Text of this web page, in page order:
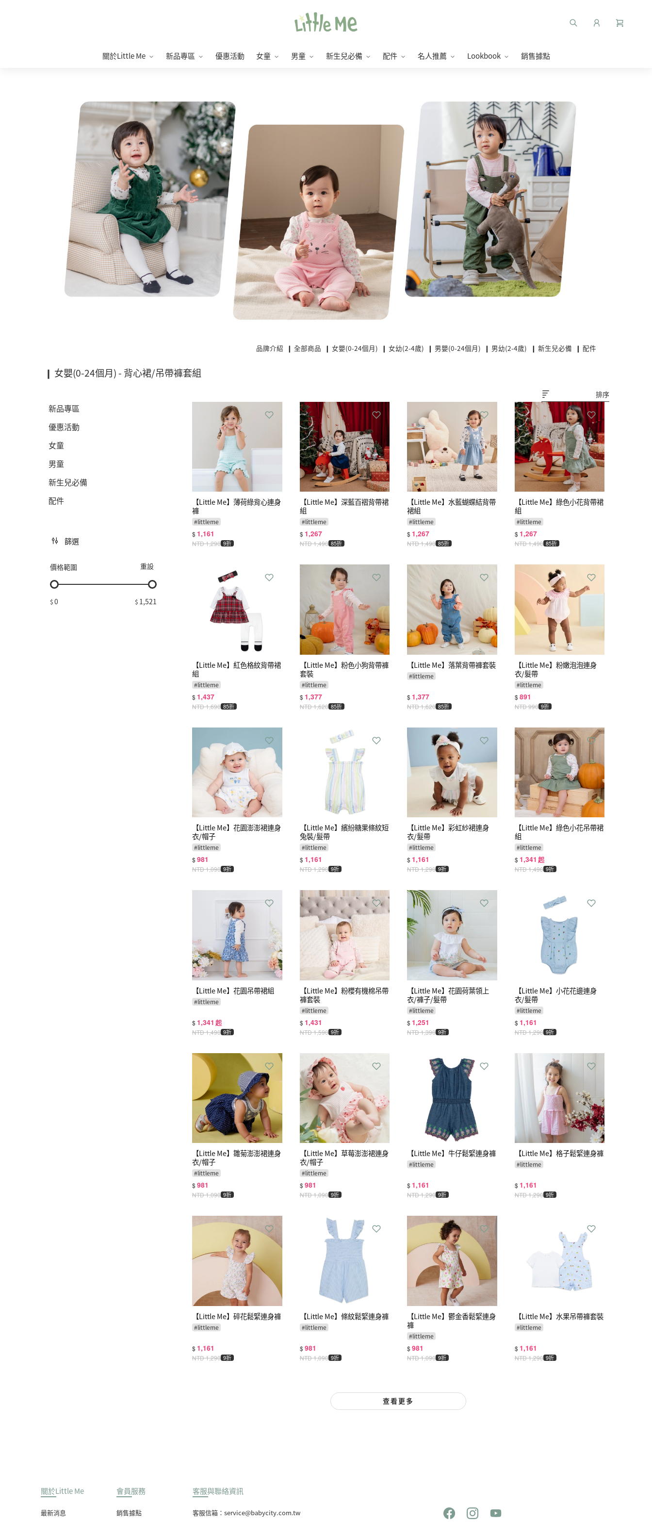
關於Little Me 新品專區 優惠活動 女童 男童 新生兒必備 配件 名人推薦 Lookbook 銷售據點
品牌介紹 ❙ 全部商品 ❙ 女嬰(0-24個月) ❙ 女幼(2-4歲) ❙ 男嬰(0-24個月) ❙ 男幼(2-4歲) ❙ 新生兒必備 ❙ 配件
❙ 女嬰(0-24個月) - 背心裙/吊帶褲套組
排序
新品專區
優惠活動
女童
男童
新生兒必備
配件
篩選
價格範圍 重設
$0 $ 1,521
【Little Me】薄荷綠背心連身
褲
#littleme
$ 1,161
NTD1,290 9折
【Little Me】深藍百褶背帶裙
組
#littleme
$ 1,267
NTD1,490 85折
【Little Me】水藍蝴蝶結背帶
裙組
#littleme
$ 1,267
NTD1,490 85折
【Little Me】綠色小花背帶裙
組
#littleme
$ 1,267
NTD1,490 85折
【Little Me】紅色格紋背帶裙
組
#littleme
$ 1,437
NTD1,690 85折
【Little Me】粉色小狗背帶褲
套裝
#littleme
$ 1,377
NTD1,620 85折
【Little Me】落葉背帶褲套裝
#littleme
$ 1,377
NTD1,620 85折
【Little Me】粉嫩泡泡連身
衣/髮帶
#littleme
$ 891
NTD990 9折
【Little Me】花園澎澎裙連身
衣/帽子
#littleme
$981
NTD1,090 9折
【Little Me】繽紛糖果條紋短
兔裝/髮帶
#littleme
$ 1,161
NTD1,290 9折
【Little Me】彩虹紗裙連身
衣/髮帶
#littleme
$ 1,161
NTD1,290 9折
【Little Me】綠色小花吊帶裙
組
#littleme
$ 1,341 起
NTD1,490 9折
【Little Me】花園吊帶裙組
#littleme
$ 1,341 起
NTD1,490 9折
【Little Me】粉櫻有機棉吊帶
褲套裝
#littleme
$ 1,431
NTD1,590 9折
【Little Me】花園荷葉領上
衣/褲子/髮帶
#littleme
$ 1,251
NTD1,390 9折
【Little Me】小花花邊連身
衣/髮帶
#littleme
$ 1,161
NTD1,290 9折
【Little Me】雛菊澎澎裙連身
衣/帽子
#littleme
$981
NTD1,090 9折
【Little Me】草莓澎澎裙連身
衣/帽子
#littleme
$ 981
NTD1,090 9折
【Little Me】牛仔鬆緊連身褲
#littleme
$ 1,161
NTD1,290 9折
【Little Me】格子鬆緊連身褲
#littleme
$ 1,161
NTD1,290 9折
【Little Me】碎花鬆緊連身褲
#littleme
$ 1,161
NTD1,290 9折
【Little Me】條紋鬆緊連身褲
#littleme
$ 981
NTD1,090 9折
【Little Me】鬱金香鬆緊連身
褲
#littleme
$981
NTD1,090 9折
【Little Me】水果吊帶褲套裝
#littleme
$ 1,161
NTD1,290 9折
查看更多
關於Little Me
最新消息
會員服務
銷售據點
客服與聯絡資訊
客服信箱： service@babycity.com.tw